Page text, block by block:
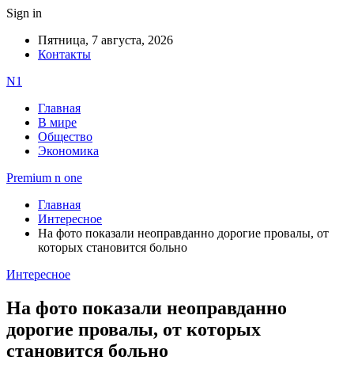
Sign in
Пятница, 7 августа, 2026
Контакты
N1
Главная
В мире
Общество
Экономика
Premium n one
Главная
Интересное
На фото показали неоправданно дорогие провалы, от
которых становится больно
Интересное
На фото показали неоправданно
дорогие провалы, от которых
становится больно